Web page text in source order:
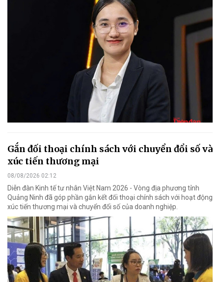
Gắn đối thoại chính sách với chuyển đổi số và
xúc tiến thương mại
08/08/2026 02:12
Diễn đàn Kinh tế tư nhân Việt Nam 2026 - Vòng địa phương tỉnh
Quảng Ninh đã góp phần gắn kết đối thoại chính sách với hoạt động
xúc tiến thương mại và chuyển đổi số của doanh nghiệp.